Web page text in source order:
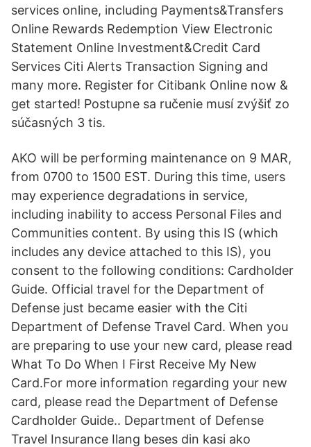
services online, including Payments&Transfers
Online Rewards Redemption View Electronic
Statement Online Investment&Credit Card
Services Citi Alerts Transaction Signing and
many more. Register for Citibank Online now &
get started! Postupne sa ručenie musí zvýšiť zo
súčasných 3 tis.
AKO will be performing maintenance on 9 MAR,
from 0700 to 1500 EST. During this time, users
may experience degradations in service,
including inability to access Personal Files and
Communities content. By using this IS (which
includes any device attached to this IS), you
consent to the following conditions: Cardholder
Guide. Official travel for the Department of
Defense just became easier with the Citi
Department of Defense Travel Card. When you
are preparing to use your new card, please read
What To Do When I First Receive My New
Card.For more information regarding your new
card, please read the Department of Defense
Cardholder Guide.. Department of Defense
Travel Insurance Ilang beses din kasi ako